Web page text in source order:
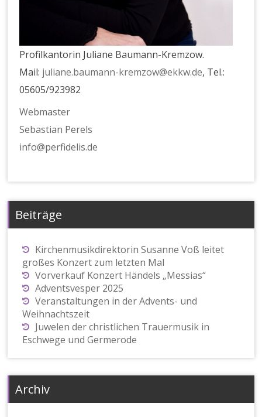
Profilkantorin Juliane Baumann-Kremzow.
Mail: juliane.baumann-kremzow@ekkw.de, Tel.:
05605/923982
Webmaster
Sebastian Perels
info@perfidelis.de
Beiträge
Kirchenmusikdirektorin Susanne Voß leitet
großes Konzert zum letzten Mal
Vorverkauf Konzert Händels „Messias“
Adventsvesper 2025
Veranstaltungen in der Advents- und
Weihnachtszeit
Juwelen der christlichen Trauermusik in
Eschwege und Germerode
Archiv